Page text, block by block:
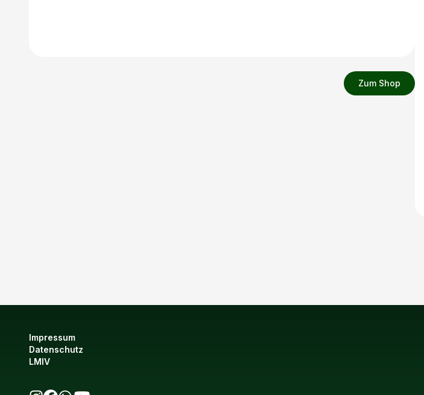
Zum Shop
Impressum
Datenschutz
LMIV